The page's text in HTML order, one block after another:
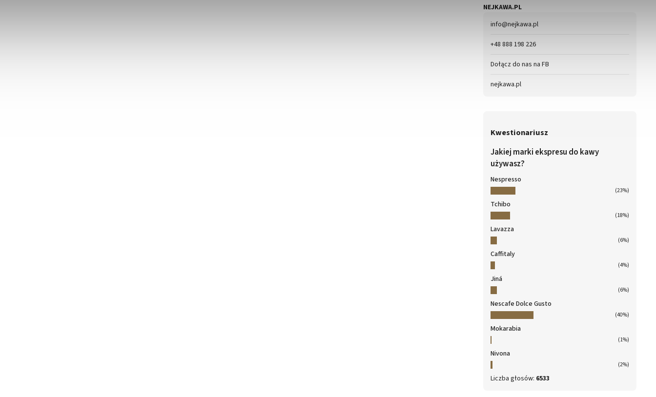
NEJKAWA.PL
info@nejkawa.pl
+48 888 198 226
Dołącz do nas na FB
nejkawa.pl
Kwestionariusz
Jakiej marki ekspresu do kawy
używasz?
Nespresso
(23%)
Tchibo
(18%)
Lavazza
(6%)
Caffitaly
(4%)
Jiná
(6%)
Nescafe Dolce Gusto
(40%)
Mokarabia
(1%)
Nivona
(2%)
Liczba głosów: 6533